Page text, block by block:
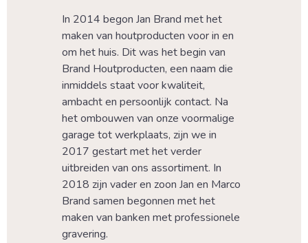
In 2014 begon Jan Brand met het
maken van houtproducten voor in en
om het huis. Dit was het begin van
Brand Houtproducten, een naam die
inmiddels staat voor kwaliteit,
ambacht en persoonlijk contact. Na
het ombouwen van onze voormalige
garage tot werkplaats, zijn we in
2017 gestart met het verder
uitbreiden van ons assortiment. In
2018 zijn vader en zoon Jan en Marco
Brand samen begonnen met het
maken van banken met professionele
gravering.